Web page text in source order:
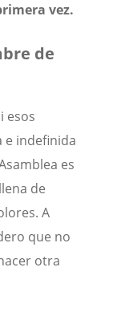
vez.
de
esos
e indefinida
es
de
A
que no
otra